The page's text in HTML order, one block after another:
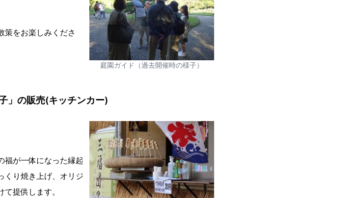
策をお楽しみくださ
庭園ガイド（過去開催時の様子）
」の販売(キッチンカー)
福が一体になった縁起
くり焼き上げ、オリジ
提供します。